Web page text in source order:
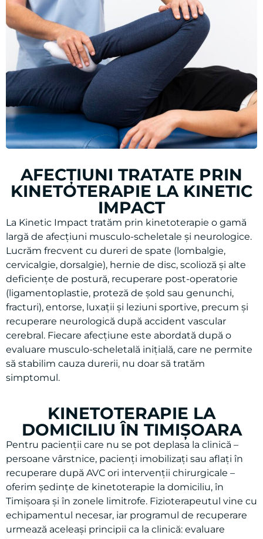
AFECȚIUNI TRATATE PRIN
KINETOTERAPIE LA KINETIC
IMPACT
La Kinetic Impact tratăm prin kinetoterapie o gamă
largă de afecțiuni musculo-scheletale și neurologice.
Lucrăm frecvent cu dureri de spate (lombalgie,
cervicalgie, dorsalgie), hernie de disc, scolioză și alte
deficiențe de postură, recuperare post-operatorie
(ligamentoplastie, proteză de șold sau genunchi,
fracturi), entorse, luxații și leziuni sportive, precum și
recuperare neurologică după accident vascular
cerebral. Fiecare afecțiune este abordată după o
evaluare musculo-scheletală inițială, care ne permite
să stabilim cauza durerii, nu doar să tratăm
KINETOTERAPIE LA
DOMICILIU ÎN TIMIȘOARA
Pentru pacienții care nu se pot deplasa la clinică –
persoane vârstnice, pacienți imobilizați sau aflați în
recuperare după AVC ori intervenții chirurgicale –
oferim ședințe de kinetoterapie la domiciliu, în
Timișoara și în zonele limitrofe. Fizioterapeutul vine cu
echipamentul necesar, iar programul de recuperare